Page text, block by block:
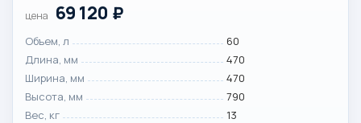
цена 69 120 ₽
Объем, л
60
Длина, мм
470
Ширина, мм
470
Высота, мм
790
Вес, кг
13